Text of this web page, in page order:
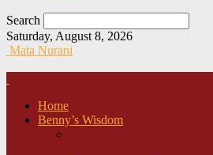
Search
Saturday, August 8, 2026
Mata Nurani
Home
Benny’s Wisdom